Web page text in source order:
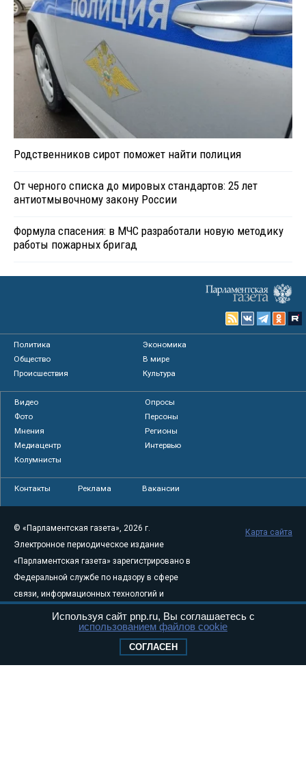
Родственников сирот поможет найти полиция
От черного списка до мировых стандартов: 25 лет
антиотмывочному закону России
Формула спасения: в МЧС разработали новую методику
работы пожарных бригад
Политика
Экономика
Общество
В мире
Происшествия
Культура
Видео
Опросы
Фото
Персоны
Мнения
Регионы
Медиацентр
Интервью
Колумнисты
Контакты Реклама Вакансии
© «Парламентская газета», 2026 г.
Электронное периодическое издание
«Парламентская газета» зарегистрировано в
Федеральной службе по надзору в сфере
связи, информационных технологий и
августа 2011 года. 18+
Свидетельство о регистрации Эл № ФС77-
Карта сайта
Используя сайт pnp.ru, Вы соглашаетесь с
использованием файлов cookie
СОГЛАСЕН